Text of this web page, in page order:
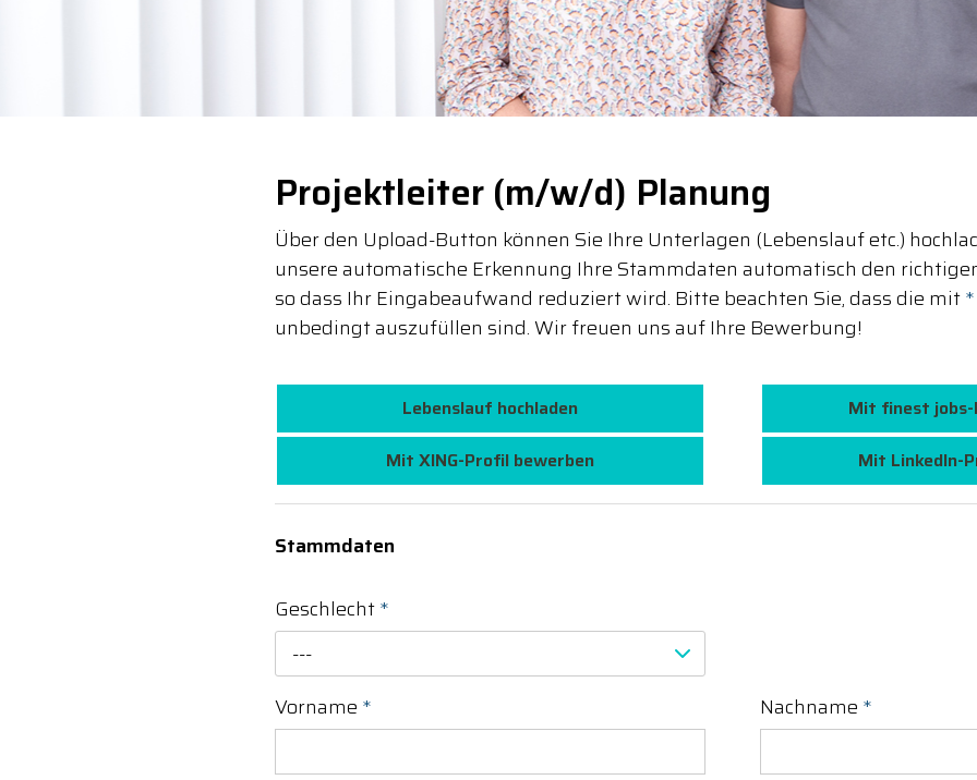
Projektleiter (m/w/d) Planung
Über den Upload-Button können Sie Ihre Unterlagen (Lebenslauf etc.)
unsere automatische Erkennung Ihre Stammdaten automatisch den
so dass Ihr Eingabeaufwand reduziert wird. Bitte beachten Sie, dass die mit*
unbedingt auszufüllen sind. Wir freuen uns auf Ihre Bewerbung!
Lebenslauf hochladen
Mit finest
Mit XING-Profil bewerben
Mit LinkedIn-
Stammdaten
Geschlecht*
---
Vorname * Nachname *